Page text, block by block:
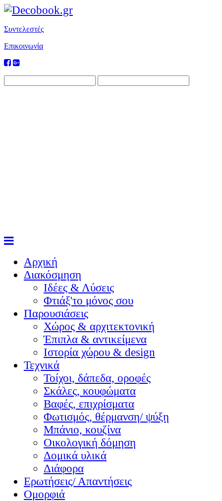
Συντελεστές
Επικοινωνία
Αρχική
Διακόσμηση
Ιδέες & Λύσεις
Φτιάξ'το μόνος σου
Παρουσιάσεις
Χώρος & αρχιτεκτονική
Έπιπλα & αντικείμενα
Ιστορία χώρου & design
Τεχνικά
Τοίχοι, δάπεδα, οροφές
Σκάλες, κουφώματα
Βαφές, επιχρίσματα
Φωτισμός, θέρμανση/ ψύξη
Μπάνιο, κουζίνα
Οικολογική δόμηση
Δομικά υλικά
Διάφορα
Ερωτήσεις/ Απαντήσεις
Ομορφιά